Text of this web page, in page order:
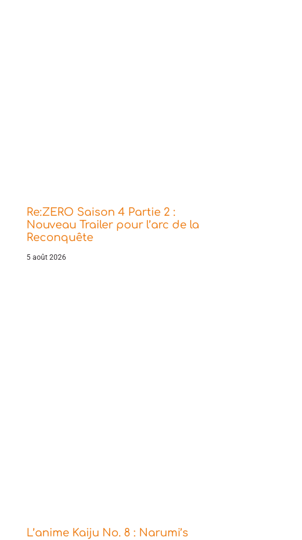
Re:ZERO Saison 4 Partie 2 :
Nouveau Trailer pour l’arc de la
Reconquête
5 août 2026
L’anime Kaiju No. 8 : Narumi’s